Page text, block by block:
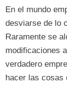
En el mundo
desviarse de lo
Raramente se
modificaciones
verdadero
hacer las cosas